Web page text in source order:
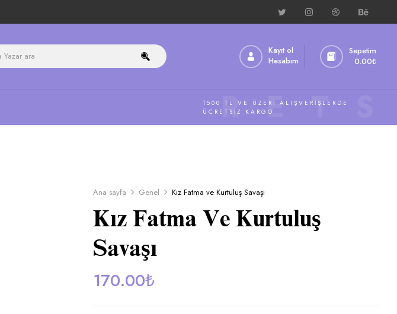
Kayıt ol
Hesabım
Sepetim
0.00₺
1500 TL VE ÜZERI ALIŞVERIŞLERDE
ÜCRETSIZ KARGO
Ana sayfa Genel Kız Fatma ve Kurtuluş Savaşı
Kız Fatma Ve Kurtuluş
Savaşı
170.00₺